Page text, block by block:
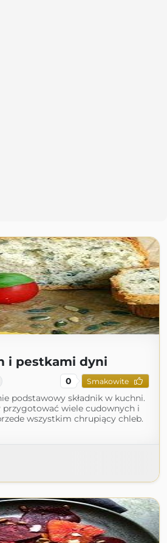
i pestkami dyni
0 Smakowite
podstawowy składnik w kuchni.
przygotować wiele cudownych i
wszystkim chrupiący chleb.